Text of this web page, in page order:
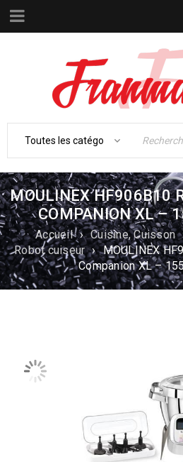
MOULINEX HF906B10
COMPANION XL –
Accueil › Cuisine, Cuisson
Robot cuiseur › MOULINEX
Companion XL –